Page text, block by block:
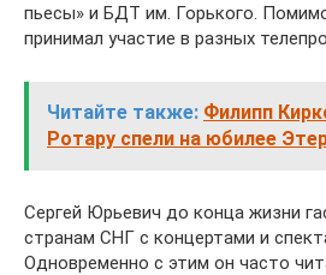
пьесы» и БДТ им. Горького.
принимал участие в разных
Читайте также: Филипп
Ротару спели на юбилее
Сергей Юрьевич до конца жизни
странам СНГ с концертами и
Одновременно с этим он часто